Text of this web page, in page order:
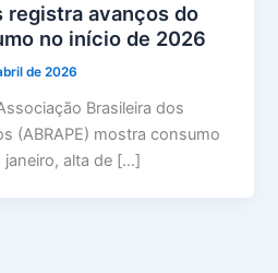
registra avanços do
no início de 2026
de 2026
Brasileira dos
(ABRAPE) mostra consumo
janeiro, alta de […]